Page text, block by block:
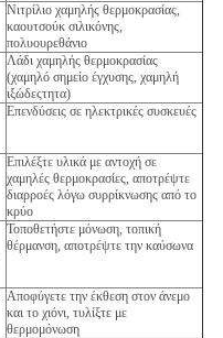
Νιτρίλιο χαμηλής θερμοκρασίας,
καουτσούκ σιλικόνης,
πολυουρεθάνιο
Λάδι χαμηλής θερμοκρασίας
(χαμηλό σημείο έγχυσης, χαμηλή
ιξώδεςτητα)
Επενδύσεις σε ηλεκτρικές συσκευές
Επιλέξτε υλικά με αντοχή σε
χαμηλές θερμοκρασίες, αποτρέψτε
διαρροές λόγω συρρίκνωσης από το
κρύο
Τοποθετήστε μόνωση, τοπική
θέρμανση, αποτρέψτε την καύσωνα
Αποφύγετε την έκθεση στον άνεμο
και το χιόνι, τυλίξτε με
θερμομόνωση